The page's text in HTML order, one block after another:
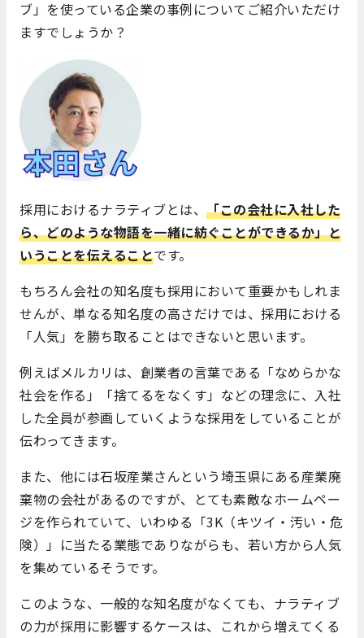
ブ」を使っている企業の事例についてご紹介いただけ
ますでしょうか？
採用におけるナラティブとは、 「この会社に入社した
ら、どのような物語を一緒に紡ぐことができるか」と
いうことを伝えることです。
もちろん会社の知名度も採用において重要かもしれま
せんが、単なる知名度の高さだけでは、採用における
「人気」を勝ち取ることはできないと思います。
例えばメルカリは、創業者の言葉である「なめらかな
社会を作る」「捨てるをなくす」などの理念に、入社
した全員が参画していくような採用をしていることが
伝わってきます。
また、他には石坂産業さんという埼玉県にある産業廃
棄物の会社があるのですが、とても素敵なホームペー
ジを作られていて、いわゆる「3K（キツイ・汚い・危
険）」に当たる業態でありながらも、若い方から人気
を集めているそうです。
このような、一般的な知名度がなくても、ナラティブ
の力が採用に影響するケースは、これから増えてくる